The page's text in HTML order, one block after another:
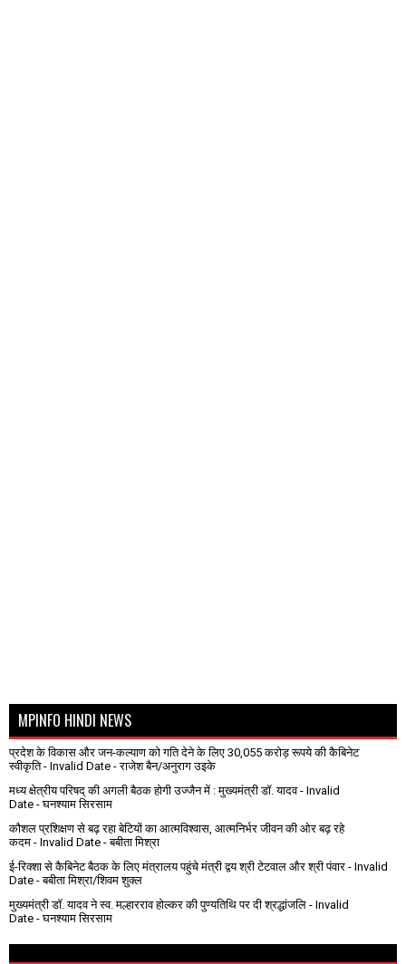
MPINFO HINDI NEWS
प्रदेश के विकास और जन-कल्याण को गति देने के लिए 30,055 करोड़ रूपये की कैबिनेट
स्वीकृति- Invalid Date - राजेश बैन/अनुराग उइके
मध्य क्षेत्रीय परिषद् की अगली बैठक होगी उज्जैन में : मुख्यमंत्री डॉ. यादव- Invalid
Date - घनश्याम सिरसाम
कौशल प्रशिक्षण से बढ़ रहा बेटियों का आत्मविश्वास, आत्मनिर्भर जीवन की ओर बढ़ रहे
कदम - Invalid Date - बबीता मिश्रा
ई-रिक्शा से कैबिनेट बैठक के लिए मंत्रालय पहुंचे मंत्री द्वय श्री टेटवाल और श्री पंवार - Invalid
Date - बबीता मिश्रा/शिवम शुक्ल
मुख्यमंत्री डॉ. यादव ने स्व. मल्हारराव होल्कर की पुण्यतिथि पर दी श्रद्धांजलि - Invalid
Date - घनश्याम सिरसाम